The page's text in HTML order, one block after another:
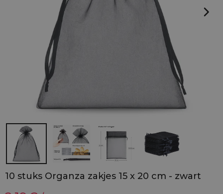
10 stuks Organza zakjes 15 x 20 cm - zwart